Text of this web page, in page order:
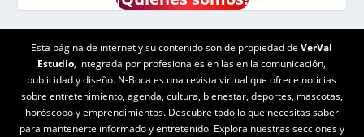
Esta página de internet y su contenido son de propiedad deVerVal
Estudio, integrada por profesionales en las en la comunicación,
publicidad y diseño. N-Boca es una revista virtual que ofrece noticias
sobre entretenimiento, agenda, cultura, bienestar, deportes, mascotas,
horóscopo y emprendimientos. Descubre todo lo que necesitas saber
para mantenerte informado y entretenido. Explora nuestras secciones y